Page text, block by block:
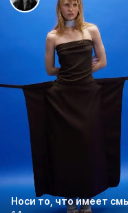
Носи то, что имеет